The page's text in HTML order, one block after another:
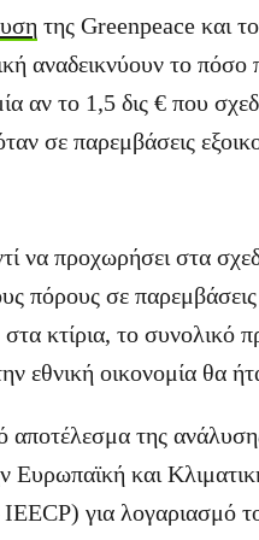
της Greenpeace και
αναδεικνύουν το
αν το 1,5 δις € που
σε παρεμβάσεις
να προχωρήσει στα
πόρους σε
κτίρια, το συνολικό
εθνική οικονομία θα
αποτέλεσμα της
Ευρωπαϊκή και
για λογαριασμό